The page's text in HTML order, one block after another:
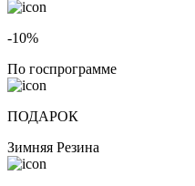
-10%
По госпрограмме
ПОДАРОК
Зимняя Резина